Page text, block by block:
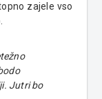
zajele vso
Jutri bo